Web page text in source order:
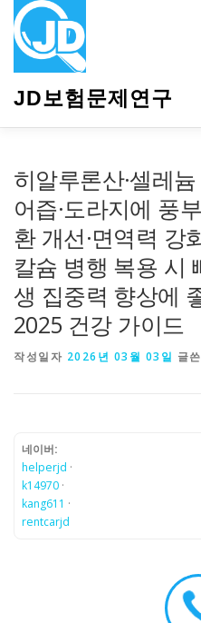
JD보험문제연구
히알루론산·셀레
어즙·도라지에 풍
환 개선·면역력 강
칼슘 병행 복용 시
생 집중력 향상에
2025 건강 가이드
작성일자 2026년 03월 03일 글
네이버:
helperjd ·
k14970 ·
kang611 ·
rentcarjd